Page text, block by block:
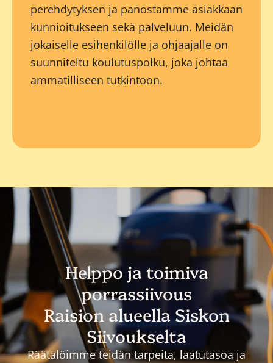
perehdytyksen ja panostamme asiakkaan
kunnioitukseen sekä palveluun. Meidän
jokaiselle esihenkilölle ja ohjaajalle on
suunniteltu koulutuspolku, joka johtaa
ammatilliseen tutkintoon.
Helppo ja toimiva
porrassiivous
Raision alueella Siskon
Siivoukselta
Räätälöimme teidän tarpeita, laatutasoa ja